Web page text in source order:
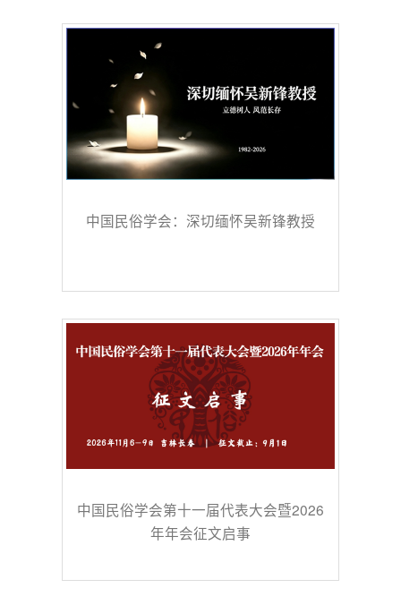
中国民俗学会：深切缅怀吴新锋教授
中国民俗学会第十一届代表大会暨2026
年年会征文启事